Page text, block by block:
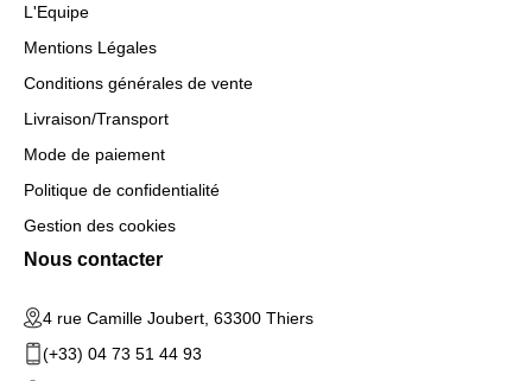
L'Equipe
Mentions Légales
Conditions générales de vente
Livraison/Transport
Mode de paiement
Politique de confidentialité
Gestion des cookies
Nous contacter
4 rue Camille Joubert, 63300 Thiers
(+33) 04 73 51 44 93